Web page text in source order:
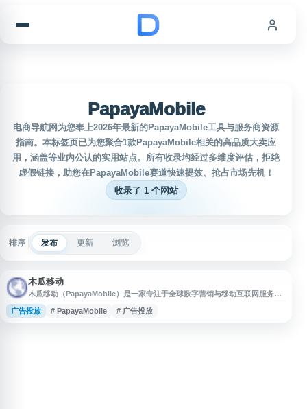
PapayaMobile
电商导航网为您奉上2026年最新的PapayaMobile工具与服务商资源
指南。本标签页已为您聚合1款PapayaMobile相关的高品质大卖应
用，涵盖等业内公认的实用站点。所有收录均经过多维度评估，拒绝
虚假链接，助您在PapayaMobile赛道快速提效、抢占市场先机！
收录了 1 个网站
排序 发布 更新 浏览
木瓜移动
木瓜移动（PapayaMobile）是一家专注于全球数字营销与移动互联网服务的
企业，提供面向海外市场的广告投放、流量运营、数据分析及营销技术支持等
服务。网站展示了公司业务能力、解决方案与相关资源，适合需要了解跨境营
广告投放 # PapayaMobile # 广告投放